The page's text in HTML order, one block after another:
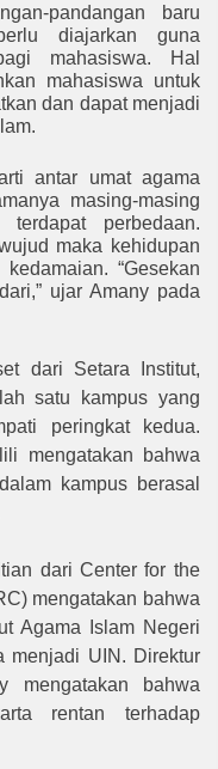
pandangan baru
diajarkan guna
mahasiswa. Hal
mahasiswa untuk
dan dapat menjadi
antar umat agama
masing-masing
perbedaan.
maka kehidupan
“Gesekan
ujar Amany pada
dari Setara Institut,
satu kampus yang
peringkat kedua.
mengatakan bahwa
kampus berasal
dari Center for the
mengatakan bahwa
Agama Islam Negeri
menjadi UIN. Direktur
mengatakan bahwa
rentan terhadap